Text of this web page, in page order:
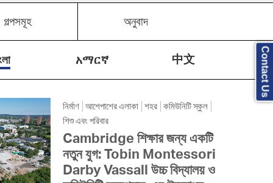
Directory
City Council
List
& Documents
Code
Meeting Portal
গল্পসমূহ অনুবাদ
አማርኛ 中文
নির্মাণ আশেপাশের এলাকা শহর কমিউনিটি স্কুল
শিশু এবং পরিবার
Cambridge শিক্ষার জন্য একটি
নতুন যুগ: Tobin Montessori
Darby Vassall উচ্চ বিদ্যালয় ও
Contact Us